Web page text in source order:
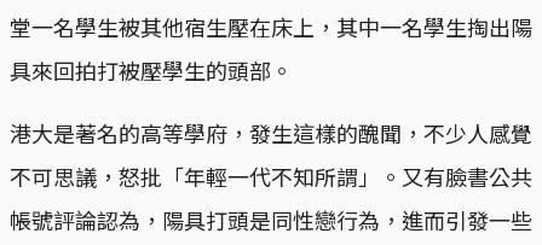
堂一名學生被其他宿生壓在床上，其中一名學生掏出陽
具來回拍打被壓學生的頭部。
港大是著名的高等學府，發生這樣的醜聞，不少人感覺
不可思議，怒批「年輕一代不知所謂」。又有臉書公共
帳號評論認為，陽具打頭是同性戀行為，進而引發一些